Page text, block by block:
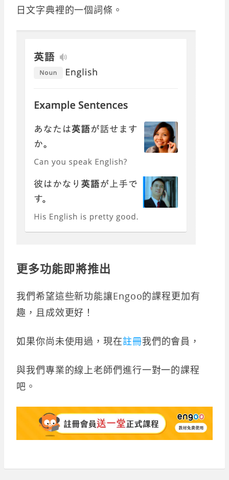
日文字典裡的一個詞條。
更多功能即將推出
我們希望這些新功能讓Engoo的課程更加有
趣，且成效更好！
如果你尚未使用過，現在註冊我們的會員，
與我們專業的線上老師們進行一對一的課程
吧。